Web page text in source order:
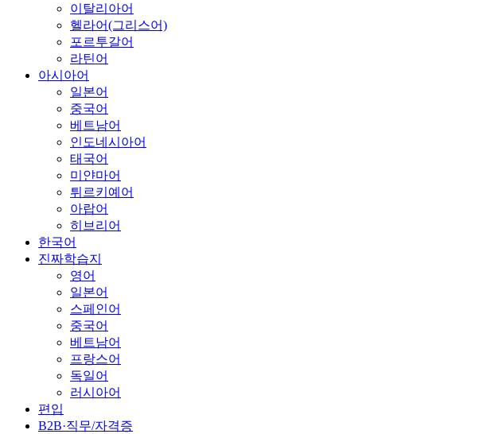
이탈리아어
헬라어(그리스어)
포르투갈어
라틴어
아시아어
일본어
중국어
베트남어
인도네시아어
태국어
미얀마어
튀르키예어
아랍어
히브리어
한국어
진짜학습지
영어
일본어
스페인어
중국어
베트남어
프랑스어
독일어
러시아어
편입
B2B·직무/자격증